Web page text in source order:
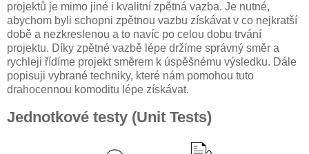
projektů je mimo jiné i kvalitní zpětná vazba. Je nutné,
abychom byli schopni zpětnou vazbu získávat v co nejkratší
době a nezkreslenou a to navíc po celou dobu trvání
projektu. Díky zpětné vazbě lépe držíme správný směr a
rychleji řídíme projekt směrem k úspěšnému výsledku. Dále
popisuji vybrané techniky, které nám pomohou tuto
drahocennou komoditu lépe získávat.
Jednotkové testy (Unit Tests)